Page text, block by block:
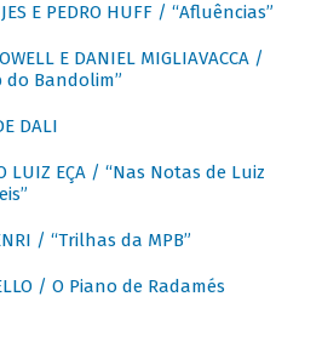
E PEDRO HUFF / “Afluências”
E DANIEL MIGLIAVACCA /
do Bandolim”
DALI
LUIZ EÇA / “Nas Notas de Luiz
/ “Trilhas da MPB”
/ O Piano de Radamés